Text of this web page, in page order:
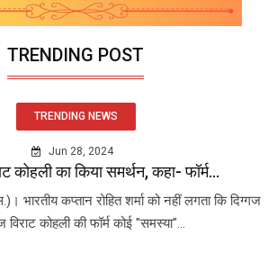
TRENDING POST
TRENDING NEWS
Jun 28, 2024
कोहली का किया समर्थन, कहा- फॉर्म...
भारतीय कप्तान रोहित शर्मा को नहीं लगता कि दिग्गज
विराट कोहली की फॉर्म कोई "समस्या"...